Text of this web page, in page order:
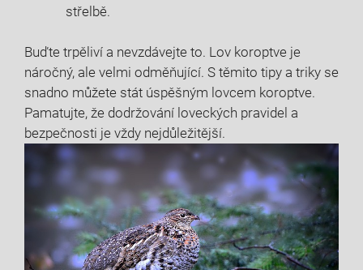
střelbě.
Buďte ​trpěliví a nevzdávejte to. Lov ‌koroptve je
náročný, ale velmi odměňující. ‍S‌ těmito tipy a triky se
snadno můžete stát úspěšným lovcem koroptve.
Pamatujte, že dodržování loveckých pravidel a
bezpečnosti je vždy nejdůležitější.